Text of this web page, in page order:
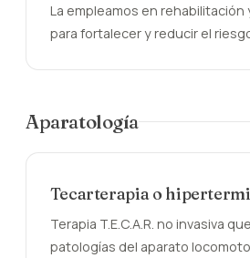
La empleamos en
para fortalecer y reducir el
Aparatología
Tecarterapia o
Terapia T.E.C.A.R. no invasiva
patologías del aparato